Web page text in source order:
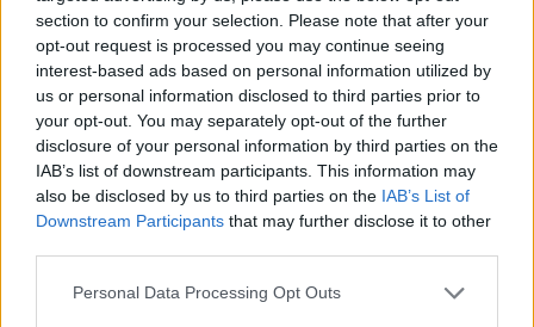
section to confirm your selection. Please note that after your
opt-out request is processed you may continue seeing
interest-based ads based on personal information utilized by
us or personal information disclosed to third parties prior to
your opt-out. You may separately opt-out of the further
disclosure of your personal information by third parties on the
IAB’s list of downstream participants. This information may
also be disclosed by us to third parties on the IAB’s List of
Downstream Participants that may further disclose it to other
Personal Data Processing Opt Outs